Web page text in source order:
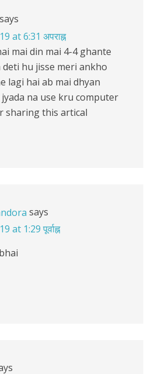
says
at 6:31 अपराह्न
mai din mai 4-4 ghante
hu jisse meri ankho
lagi hai ab mai dhyan
na use kru computer
sharing this artical
says
at 1:29 पूर्वाह्न